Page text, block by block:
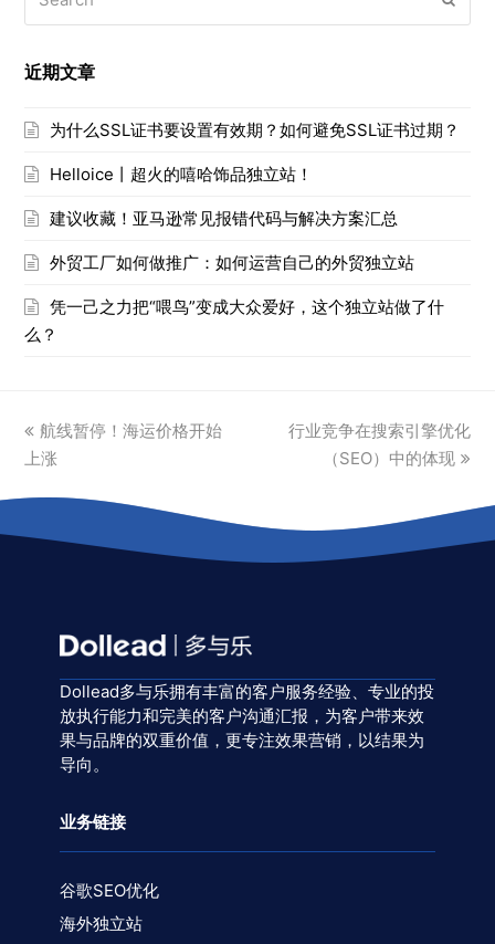
近期文章
为什么SSL证书要设置有效期？如何避免SSL证书过期？
Helloice丨超火的嘻哈饰品独立站！
建议收藏！亚马逊常见报错代码与解决方案汇总
外贸工厂如何做推广：如何运营自己的外贸独立站
凭一己之力把“喂鸟”变成大众爱好，这个独立站做了什
么？
previous
post:
航线暂停！海运价格开始
上涨
next
行业竞争在搜索引擎优化
（SEO）中的体现
Dollead多与乐拥有丰富的客户服务经验、专业的投
放执行能力和完美的客户沟通汇报，为客户带来效
果与品牌的双重价值，更专注效果营销，以结果为
导向。
业务链接
谷歌SEO优化
海外独立站